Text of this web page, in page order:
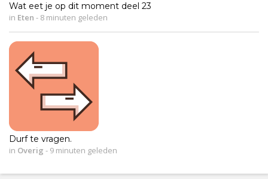
Wat eet je op dit moment deel 23
in Eten - 8 minuten geleden
Durf te vragen.
in Overig - 9 minuten geleden